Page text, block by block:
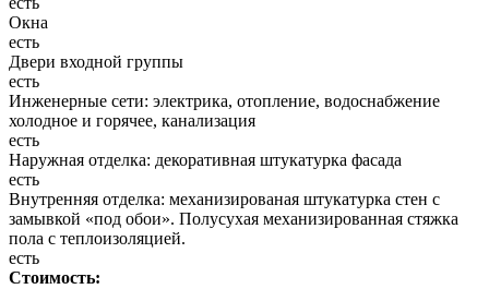
Окна
есть
Двери входной группы
есть
Инженерные сети: электрика, отопление, водоснабжение
холодное и горячее, канализация
есть
Наружная отделка: декоративная штукатурка фасада
есть
Внутренняя отделка: механизированая штукатурка стен с
замывкой «под обои». Полусухая механизированная стяжка
пола с теплоизоляцией.
есть
Стоимость: